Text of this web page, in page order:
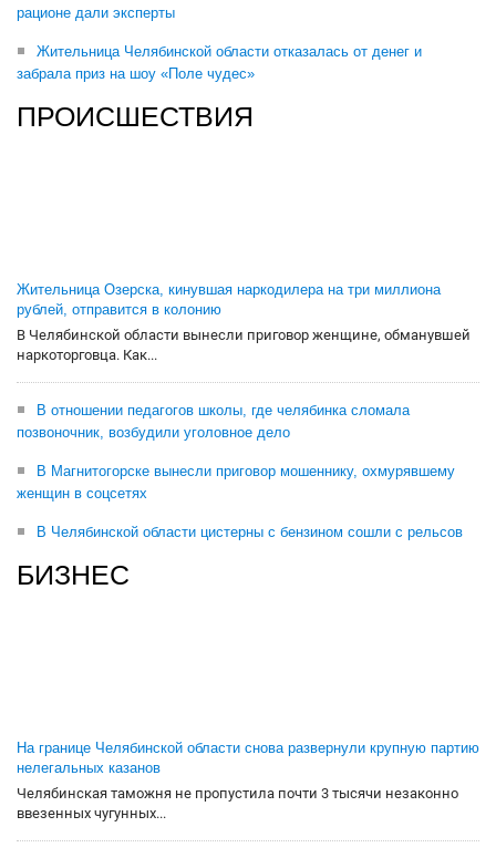
рационе дали эксперты
Жительница Челябинской области отказалась от денег и
забрала приз на шоу «Поле чудес»
ПРОИСШЕСТВИЯ
Жительница Озерска, кинувшая наркодилера на три миллиона
рублей, отправится в колонию
В Челябинской области вынесли приговор женщине, обманувшей
наркоторговца. Как...
В отношении педагогов школы, где челябинка сломала
позвоночник, возбудили уголовное дело
В Магнитогорске вынесли приговор мошеннику, охмурявшему
женщин в соцсетях
В Челябинской области цистерны с бензином сошли с рельсов
БИЗНЕС
На границе Челябинской области снова развернули крупную партию
нелегальных казанов
Челябинская таможня не пропустила почти 3 тысячи незаконно
ввезенных чугунных...